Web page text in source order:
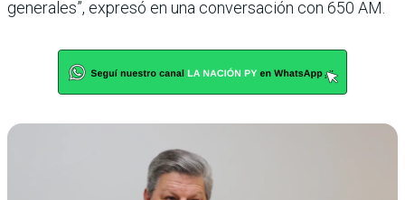
generales”, expresó en una conversación con 650 AM.